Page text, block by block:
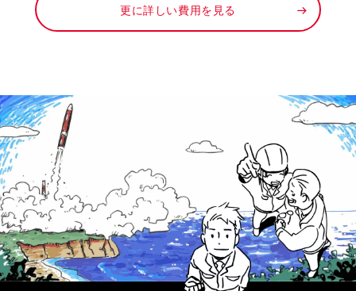
更に詳しい費用を見る